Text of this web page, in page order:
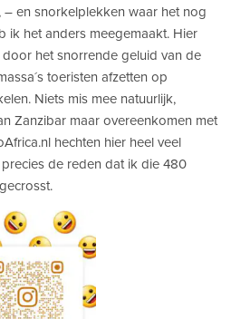
en snorkelplekken waar het nog
ik het anders meegemaakt. Hier
het snorrende geluid van de
toeristen afzetten op
Niets mis mee natuurlijk,
Zanzibar maar overeenkomen met
hechten hier heel veel
de reden dat ik die 480